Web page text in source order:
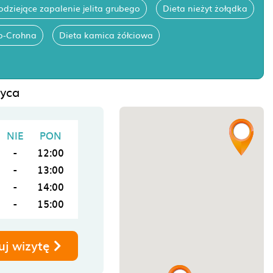
zapalenie jelita grubego Dieta nieżyt żołądka
Crohna Dieta kamica żółciowa
NIE
PON
-
12:00
-
13:00
-
14:00
-
15:00
wizytę